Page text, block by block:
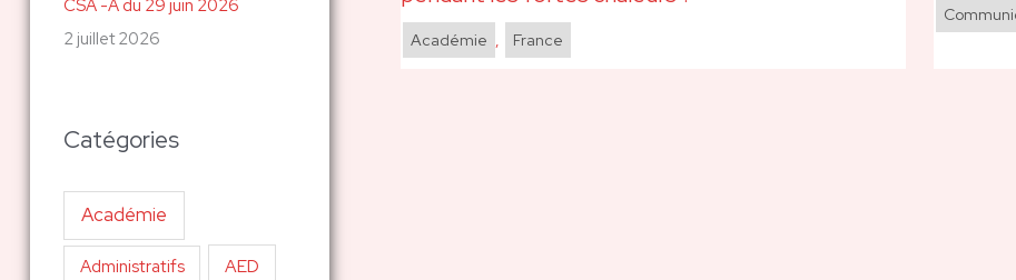
CSA -A du 29 juin 2026
2 juillet 2026
Catégories
Académie
Administratifs AED
Académie , France